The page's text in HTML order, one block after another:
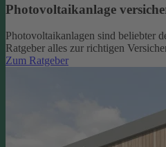
Photovoltaikanlage
Photovoltaikanlagen sind beliebter
Ratgeber alles zur richtigen
Zum Ratgeber